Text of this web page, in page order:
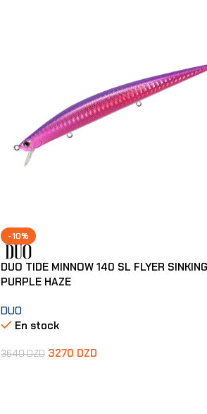
-10%
DUO TIDE MINNOW 140 SL FLYER SINKING
PURPLE HAZE
DUO
En stock
3640DZD 3270 DZD